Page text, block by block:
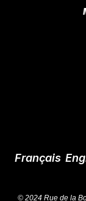
Français
© 2024 Rue de la